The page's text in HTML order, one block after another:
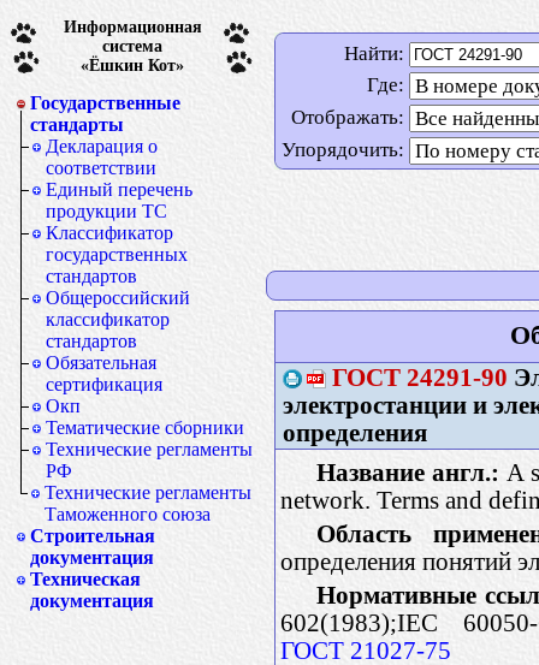
Информационная
система
«Ёшкин Кот»
Государственные
стандарты
Декларация о
соответствии
Единый перечень
продукции ТС
Классификатор
государственных
стандартов
Общероссийский
классификатор
стандартов
Обязательная
сертификация
Окп
Тематические сборники
Технические регламенты
РФ
Технические регламенты
Таможенного союза
Строительная
документация
Техническая
документация
Найти:
Где:
Отображать:
Упорядочить:
ГОСТ 24291-90
электростанции и
определения
Название англ.: A
network. Terms and
Область
определения понятий
Нормативные
602(1983);IEC
ГОСТ 21027-75